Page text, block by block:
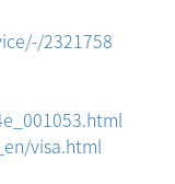
2321758
visa.html